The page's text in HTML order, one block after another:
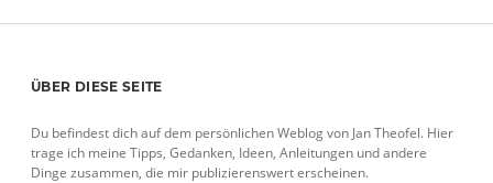
Sidebar
ÜBER DIESE SEITE
Du befindest dich auf dem persönlichen Weblog von Jan Theofel. Hier
trage ich meine Tipps, Gedanken, Ideen, Anleitungen und andere
Dinge zusammen, die mir publizierenswert erscheinen.